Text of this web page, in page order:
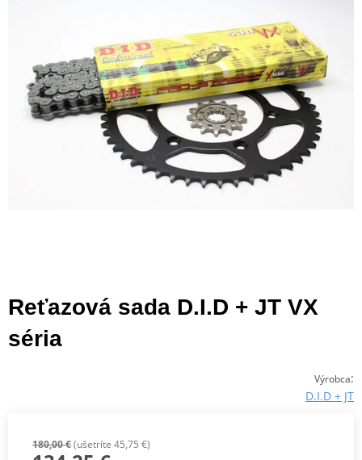
Reťazová sada D.I.D + JT VX
séria
Výrobca:
D.I.D + JT
180,00 €(ušetríte 45,75 €)